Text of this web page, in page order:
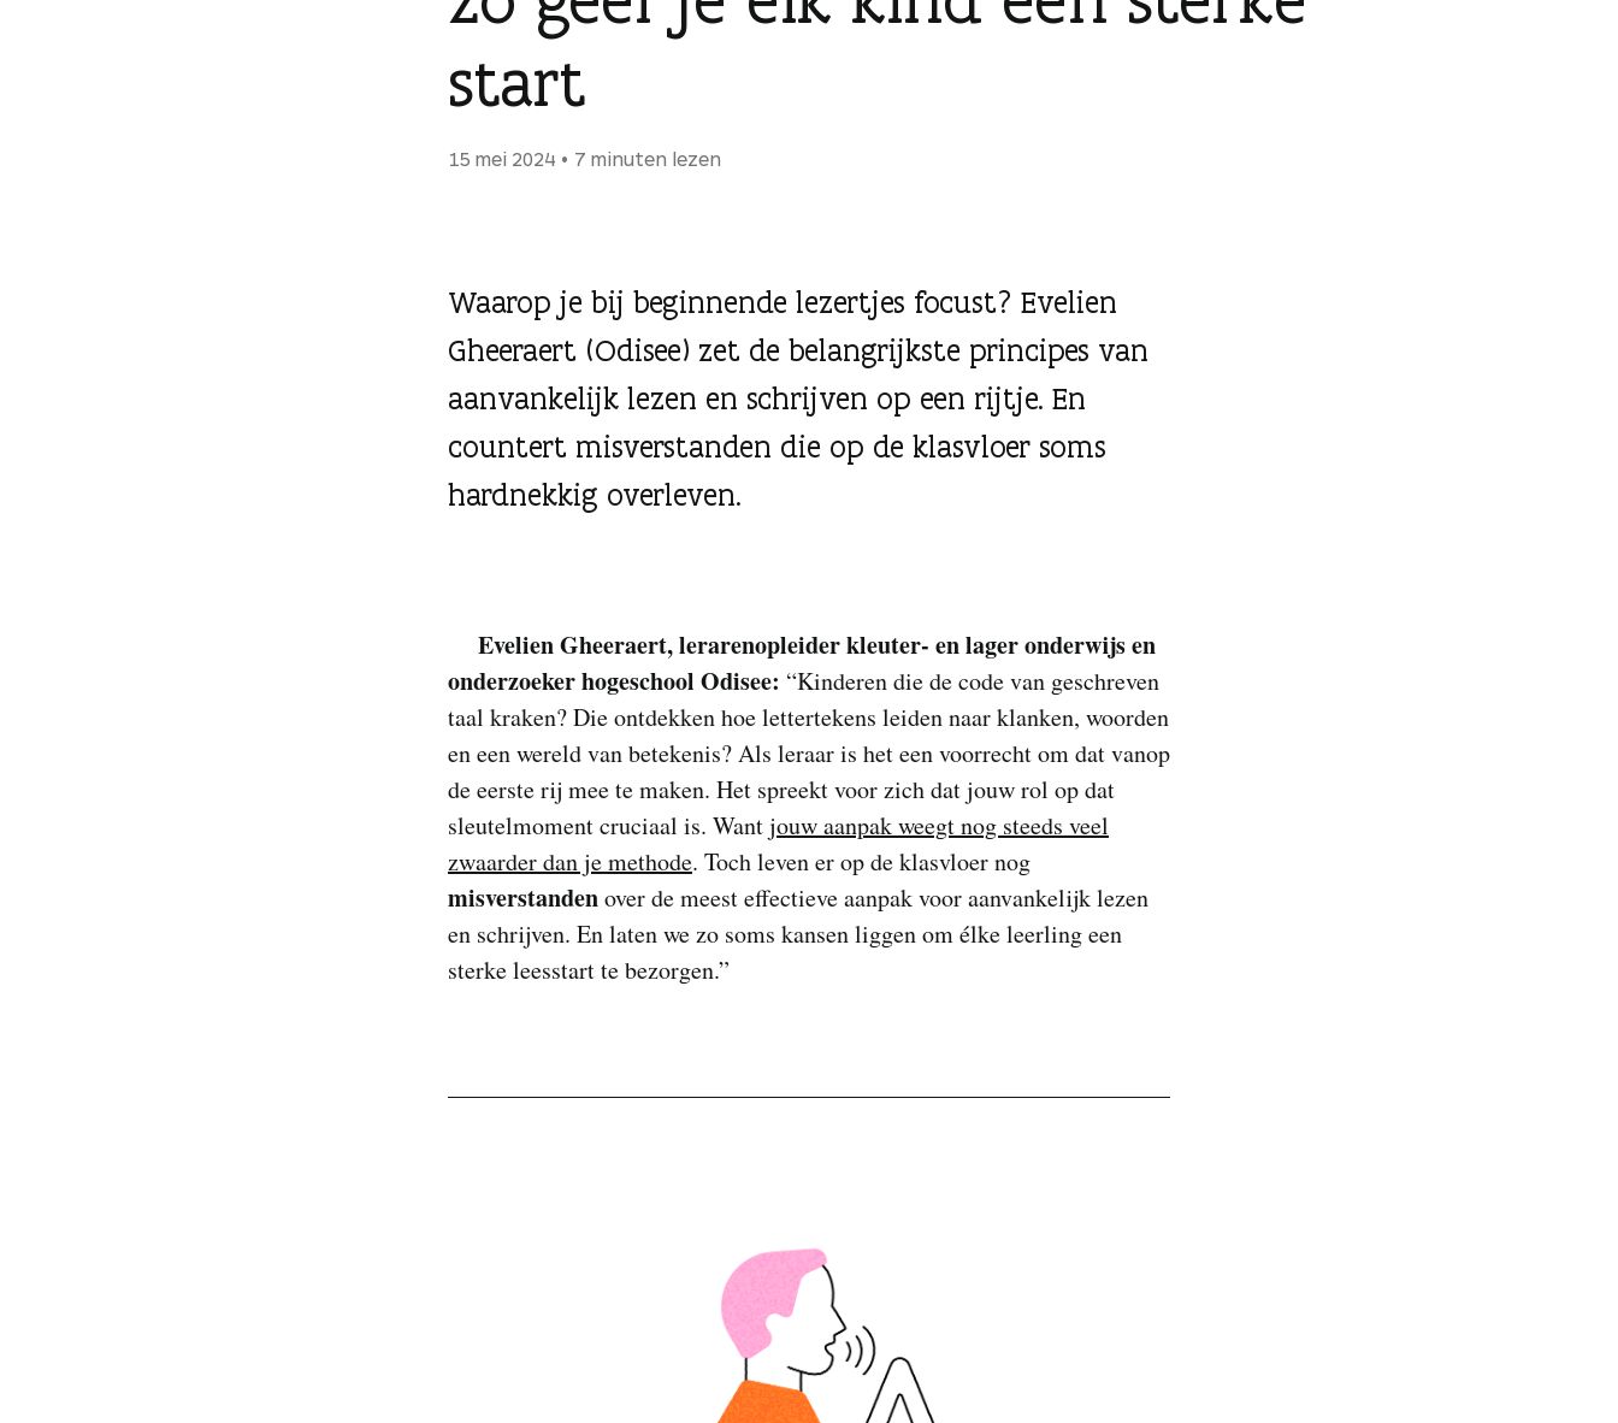
start
15 mei 2024 7 minuten lezen
Waarop je bij beginnende lezertjes focust? Evelien
Gheeraert (Odisee) zet de belangrijkste principes van
aanvankelijk lezen en schrijven op een rijtje. En
countert misverstanden die op de klasvloer soms
hardnekkig overleven.
Evelien Gheeraert, lerarenopleider kleuter- en lager onderwijs en
onderzoeker hogeschool Odisee: “Kinderen die de code van geschreven
taal kraken? Die ontdekken hoe lettertekens leiden naar klanken, woorden
en een wereld van betekenis? Als leraar is het een voorrecht om dat vanop
de eerste rij mee te maken. Het spreekt voor zich dat jouw rol op dat
sleutelmoment cruciaal is. Wantjouw aanpak weegt nog steeds veel
zwaarder dan je methode. Toch leven er op de klasvloer nog
misverstandenover de meest effectieve aanpak voor aanvankelijk lezen
en schrijven. En laten we zo soms kansen liggen om élke leerling een
sterke leesstart te bezorgen.”